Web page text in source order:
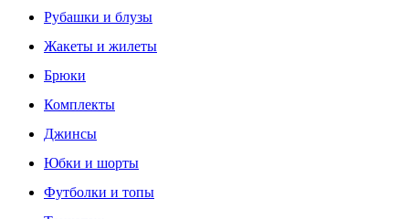
Рубашки и блузы
Жакеты и жилеты
Брюки
Комплекты
Джинсы
Юбки и шорты
Футболки и топы